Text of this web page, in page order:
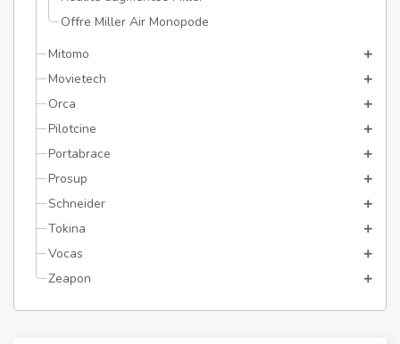
Offre Miller Air Monopode
Mitomo
Movietech
Orca
Pilotcine
Portabrace
Prosup
Schneider
Tokina
Vocas
Zeapon